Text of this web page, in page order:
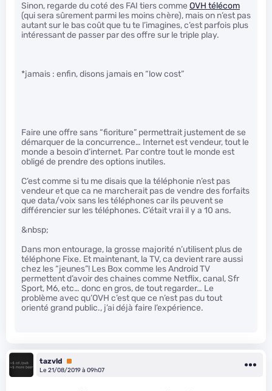
Sinon, regarde du coté des FAI tiers comme OVH télécom
(qui sera sûrement parmi les moins chère), mais on n’est pas
autant sur le bas coût que tu te l’imagines, c’est parfois plus
intéressant de passer par des offre sur le triple play.
*jamais : enfin, disons jamais en “low cost”
Faire une offre sans “fioriture” permettrait justement de se
démarquer de la concurrence… Internet est vendeur, tout le
monde a besoin d’internet. Par contre tout le monde est
obligé de prendre des options inutiles.
C’est comme si tu me disais que la téléphonie n’est pas
vendeur et que ca ne marcherait pas de vendre des forfaits
que data/voix sans les téléphones car ils peuvent se
différencier sur les téléphones. C’était vrai il y a 10 ans.
&nbsp;
Dans mon entourage, la grosse majorité n’utilisent plus de
téléphone Fixe. Et maintenant, la TV, ca devient rare aussi
chez les “jeunes”! Les Box comme les Android TV
permettent d’avoir des chaines comme Netflix, canal, Sfr
Sport, M6, etc… donc en gros, de tout regarder… Le
problème avec qu’OVH c’est que ce n’est pas du tout
orienté grand public., j’ai déjà faire l’expérience.
tazvld
Premium
Le 21/08/2019 à 09h07